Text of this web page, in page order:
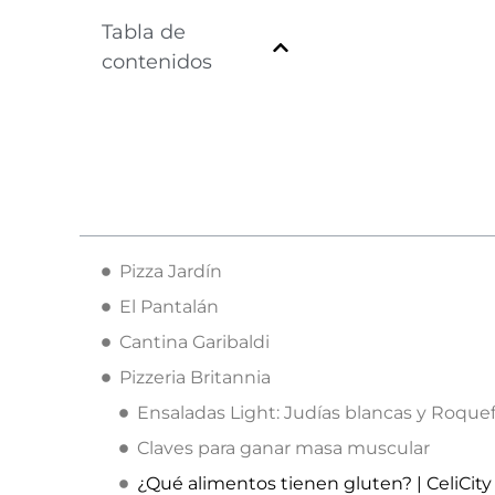
Tabla de
contenidos
Pizza Jardín
El Pantalán
Cantina Garibaldi
Pizzeria Britannia
Ensaladas Light: Judías blancas y
Claves para ganar masa muscular
¿Qué alimentos tienen gluten? | CeliCity